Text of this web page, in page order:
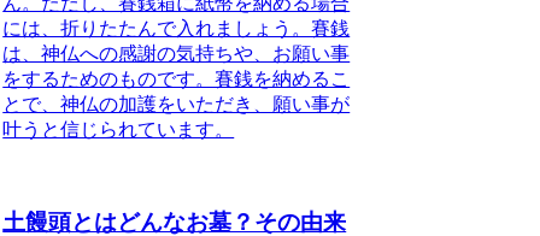
には、折りたたんで入れましょう。賽銭
は、神仏への感謝の気持ちや、お願い事
をするためのものです。賽銭を納めるこ
とで、神仏の加護をいただき、願い事が
叶うと信じられています。
土饅頭とはどんなお墓？その由来